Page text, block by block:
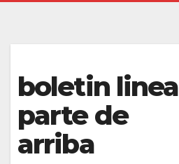
boletin linea
parte de
arriba